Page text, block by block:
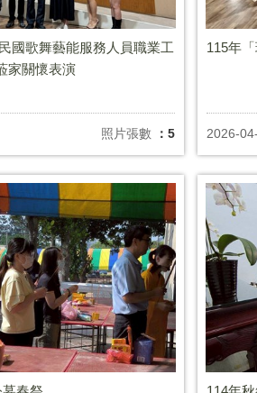
國歌舞藝能服務人員職業工
家關懷表演
照片張數 ：5
115年
2026-